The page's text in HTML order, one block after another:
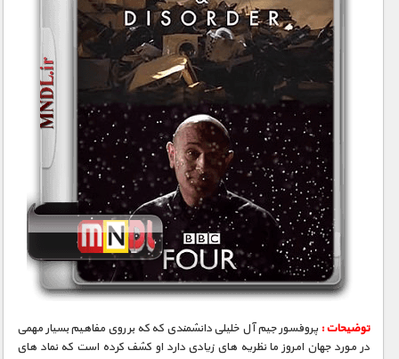
توضیحات : پروفسور جیم آل خلیلی دانشمندی که که بر روی مفاهیم بسیار مهمی
در مورد جهان امروز ما نظریه های زیادی دارد او کشف کرده است که نماد های